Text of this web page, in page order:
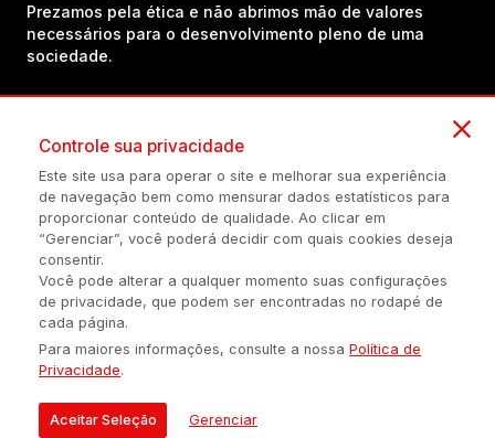
Prezamos pela ética e não abrimos mão de valores
necessários para o desenvolvimento pleno de uma
sociedade.
(54) 98434-8385
Política de privacidade Configuração de Cookies Quem Somos
É proibida a reprodução do conteúdo desta página em qualquer
meio de comunicação, eletrônico ou impreso, sem autorização
© 2026 AUONLINE COMUNICAÇÃO EIRELI - CNPJ: 17.375.200/0001-
Controle sua privacidade
Este site usa para operar o site e melhorar sua experiência
de navegação bem como mensurar dados estatísticos para
proporcionar conteúdo de qualidade. Ao clicar em
“Gerenciar”, você poderá decidir com quais cookies deseja
consentir.
Você pode alterar a qualquer momento suas configurações
de privacidade, que podem ser encontradas no rodapé de
cada página.
Para maiores informações, consulte a nossaPolítica de
Privacidade.
Aceitar Seleção Gerenciar